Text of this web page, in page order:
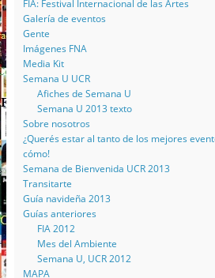
FIA: Festival Internacional de las Artes
Galería de eventos
Gente
Imágenes FNA
Media Kit
Semana U UCR
Afiches de Semana U
Semana U 2013 texto
Sobre nosotros
¿Querés estar al tanto de los mejores
cómo!
Semana de Bienvenida UCR 2013
Transitarte
Guía navideña 2013
Guías anteriores
FIA 2012
Mes del Ambiente
Semana U, UCR 2012
MAPA